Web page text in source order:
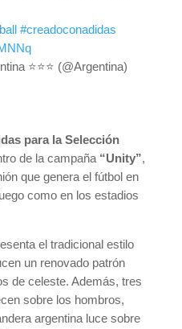
#creadoconadidas
⭐⭐⭐ (@Argentina)
para la Selección
de la campaña “Unity”,
que genera el fútbol en
como en los estadios
el tradicional estilo
un renovado patrón
de celeste. Además, tres
sobre los hombros,
argentina luce sobre